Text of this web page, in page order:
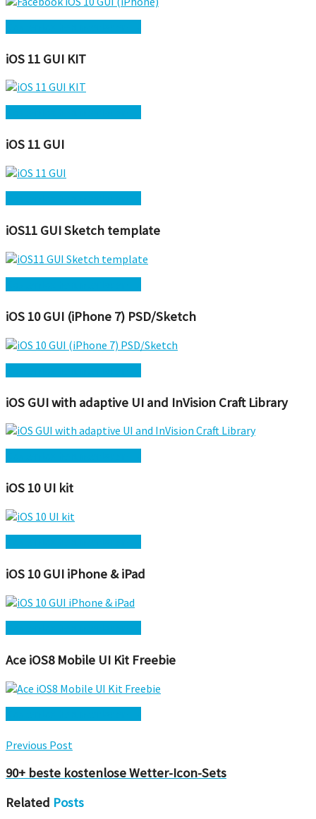
iOS 11 GUI KIT
iOS 11 GUI
iOS11 GUI Sketch template
iOS 10 GUI (iPhone 7) PSD/Sketch
iOS GUI with adaptive UI and InVision Craft Library
iOS 10 UI kit
iOS 10 GUI iPhone & iPad
Ace iOS8 Mobile UI Kit Freebie
Previous Post
90+ beste kostenlose Wetter-Icon-Sets
Related Posts